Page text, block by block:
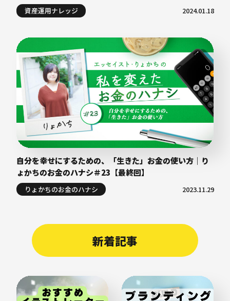
資産運用ナレッジ 2024.01.18
自分を幸せにするための、「生きた」お金の使い方｜り
ょかちのお金のハナシ＃23【最終回】
りょかちのお金のハナシ 2023.11.29
新着記事